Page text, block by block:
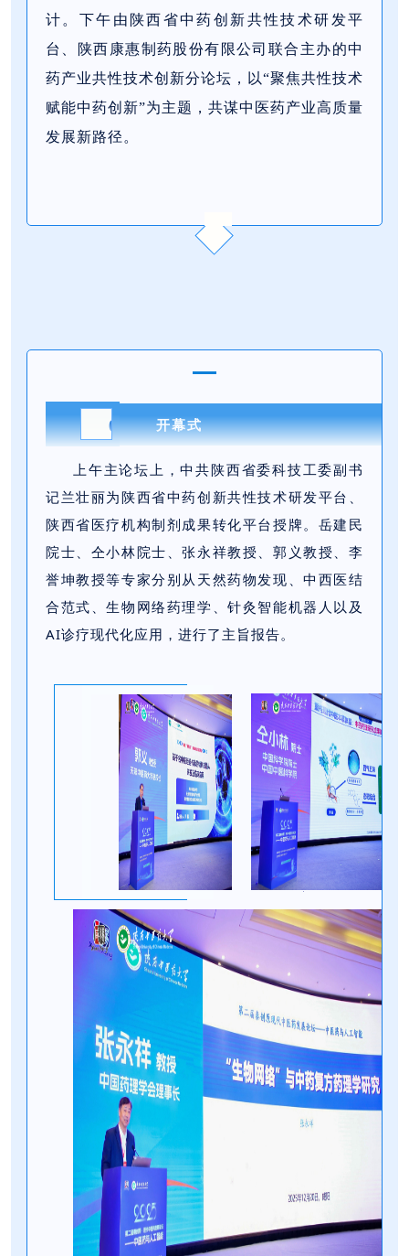
计。下午由陕西省中药创新共性技术研发平
台、陕西康惠制药股份有限公司联合主办的中
药产业共性技术创新分论坛，以“聚焦共性技术
赋能中药创新”为主题，共谋中医药产业高质量
发展新路径。
01 开幕式
上午主论坛上，中共陕西省委科技工委副书
记兰壮丽为陕西省中药创新共性技术研发平台、
陕西省医疗机构制剂成果转化平台授牌。岳建民
院士、仝小林院士、张永祥教授、郭义教授、李
誉坤教授等专家分别从天然药物发现、中西医结
合范式、生物网络药理学、针灸智能机器人以及
AI诊疗现代化应用，进行了主旨报告。